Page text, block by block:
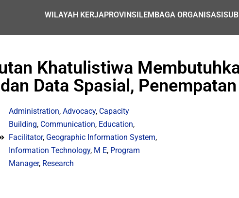
WILAYAH KERJAPROVINSILEMBAGA ORGANISASI
Khatulistiwa
Data Spasial,
Administration,Advocacy, Capacity
Building, Communication, Education,
Facilitator, Geographic Information System,
Information Technology, M E, Program
Manager, Research